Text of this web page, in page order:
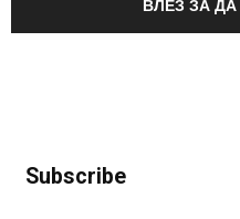
ВЛЕЗ ЗА
Subscribe